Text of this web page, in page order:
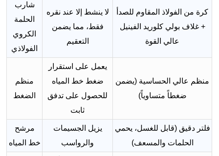
شارب
الحلمة
الكروي
الفولاذي
لا ينشط إلا عند نقره
فقط، مما يضمن
التعقيم
كرة من الفولاذ المقاوم للصدأ
+ غلاف بولي كلوريد الفينيل
عالي القوة
منظم
الضغط
يعمل على استقرار
ضغط خط المياه
للحصول على تدفق
ثابت
منظم عالي الحساسية (يضمن
ضغطاً متساوياً)
مرشح
خط المياه
يزيل الجسيمات
والرواسب
فلتر دقيق (قابل للغسل، يحمي
الحلمات والمسعف)